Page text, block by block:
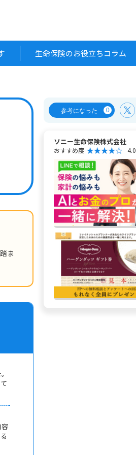
生命保険のお役立ちコラム
ま
参考になった 0
ソニー生命保険株式会社
おすすめ度 4.0